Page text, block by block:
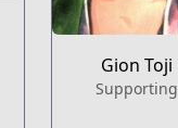
Gion Toji
Supporting